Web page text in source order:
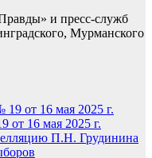
и пресс-служб
Мурманского
от 16 мая 2025 г.